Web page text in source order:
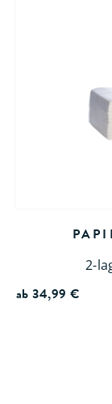
2-
ab34,99€